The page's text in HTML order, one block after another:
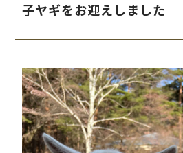
子ヤギをお迎えしました